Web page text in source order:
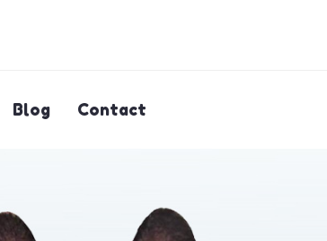
Blog Contact